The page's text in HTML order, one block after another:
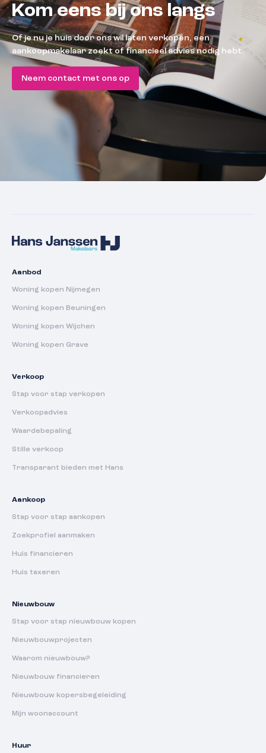
Kom eens bij ons langs
Of je nu je huis door ons wil laten verkopen, een
aankoopmakelaar zoekt of financieel advies nodig hebt.
Neem contact met ons op
Aanbod
Woning kopen Nijmegen
Woning kopen Beuningen
Woning kopen Wijchen
Woning kopen Grave
Verkoop
Stap voor stap verkopen
Verkoopadvies
Waardebepaling
Stille verkoop
Transparant bieden met Hans
Aankoop
Stap voor stap aankopen
Zoekprofiel aanmaken
Huis financieren
Huis taxeren
Nieuwbouw
Stap voor stap nieuwbouw kopen
Nieuwbouwprojecten
Waarom nieuwbouw?
Nieuwbouw financieren
Nieuwbouw kopersbegeleiding
Mijn woonaccount
Huur